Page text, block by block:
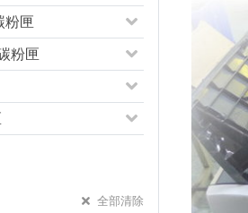
粉匣
粉匣
全部清除